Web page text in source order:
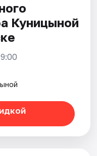
Куницыной